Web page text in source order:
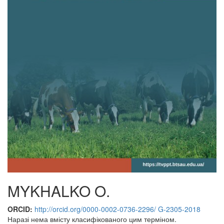
MYKHALKO O.
ORCID: http://orcid.org/0000-0002-0736-2296/ G-2305-2018
Наразі нема вмісту класифікованого цим терміном.